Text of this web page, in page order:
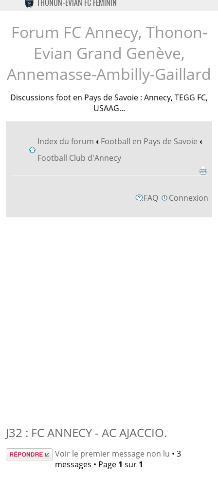
TWITTER
INSTAGRAM
THONON-EVIAN FC FÉMININ
Forum FC Annecy, Thonon-
Evian Grand Genève,
Annemasse-Ambilly-Gaillard
Discussions foot en Pays de Savoie : Annecy, TEGG FC,
USAAG...
Index du forum ‹ Football en Pays de Savoie ‹
Football Club d'Annecy
FAQ Connexion
J32 : FC ANNECY - AC AJACCIO.
Répondre Voir le premier message non lu • 3
messages • Page 1 sur 1